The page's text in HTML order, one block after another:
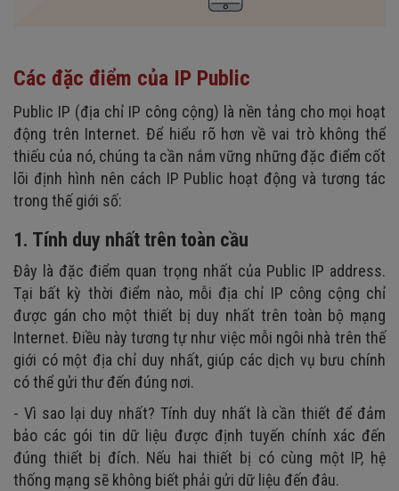
Các đặc điểm của IP Public
Public IP (địa chỉ IP công cộng) là nền tảng cho mọi hoạt
động trên Internet. Để hiểu rõ hơn về vai trò không thể
thiếu của nó, chúng ta cần nắm vững những đặc điểm cốt
lõi định hình nên cách IP Public hoạt động và tương tác
trong thế giới số:
1. Tính duy nhất trên toàn cầu
Đây là đặc điểm quan trọng nhất của Public IP address.
Tại bất kỳ thời điểm nào, mỗi địa chỉ IP công cộng chỉ
được gán cho một thiết bị duy nhất trên toàn bộ mạng
Internet. Điều này tương tự như việc mỗi ngôi nhà trên thế
giới có một địa chỉ duy nhất, giúp các dịch vụ bưu chính
có thể gửi thư đến đúng nơi.
- Vì sao lại duy nhất? Tính duy nhất là cần thiết để đảm
bảo các gói tin dữ liệu được định tuyến chính xác đến
đúng thiết bị đích. Nếu hai thiết bị có cùng một IP, hệ
thống mạng sẽ không biết phải gửi dữ liệu đến đâu.